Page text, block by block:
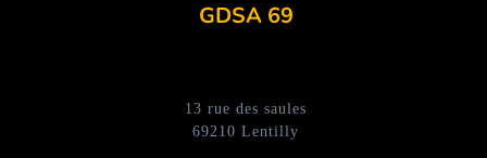
GDSA 69
13 rue des saules
69210 Lentilly